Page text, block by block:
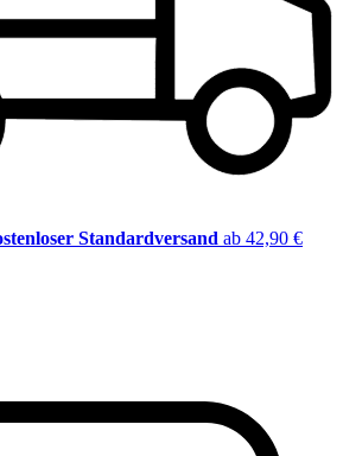
Standardversand ab 42,90 €